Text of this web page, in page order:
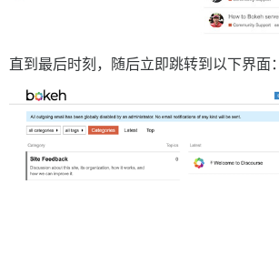
直到最后时刻，随后立即跳转到以下界面：